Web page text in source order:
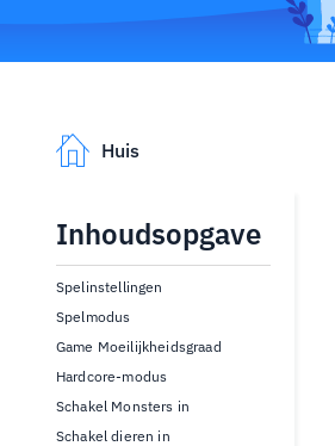
Huis
Inhoudsopgave
Spelinstellingen
Spelmodus
Game Moeilijkheidsgraad
Hardcore-modus
Schakel Monsters in
Schakel dieren in